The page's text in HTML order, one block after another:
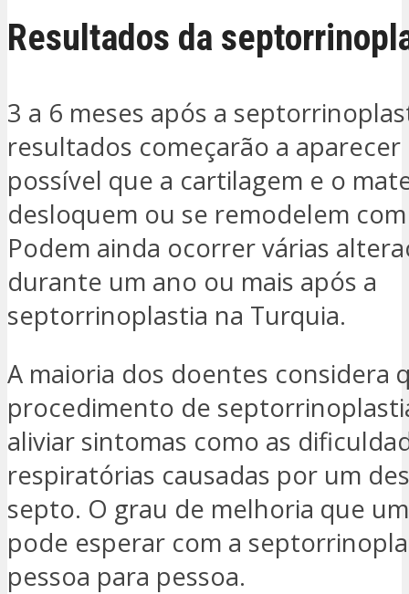
Resultados da
3 a 6 meses após a
resultados começarão a aparecer
possível que a cartilagem e o
desloquem ou se remodelem
Podem ainda ocorrer várias
durante um ano ou mais após a
septorrinoplastia na Turquia.
A maioria dos doentes considera
procedimento de
aliviar sintomas como as
respiratórias causadas por um
septo. O grau de melhoria que
pode esperar com a
pessoa para pessoa.